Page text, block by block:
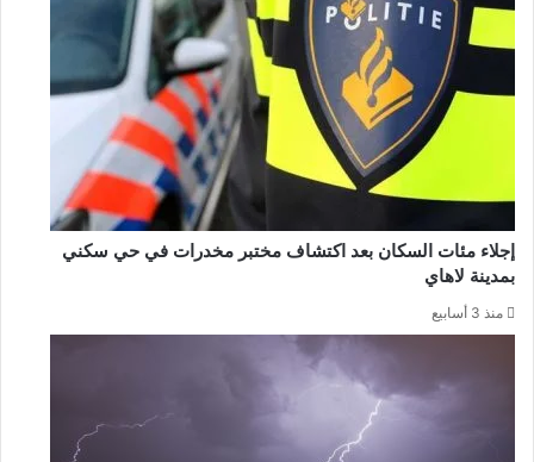
إجلاء مئات السكان بعد اكتشاف مختبر مخدرات في حي سكني
بمدينة لاهاي
منذ 3 أسابيع